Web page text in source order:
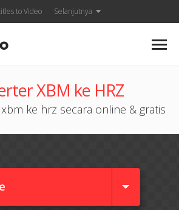
to Video Selanjutnya
XBM ke HRZ
ke hrz secara online & gratis